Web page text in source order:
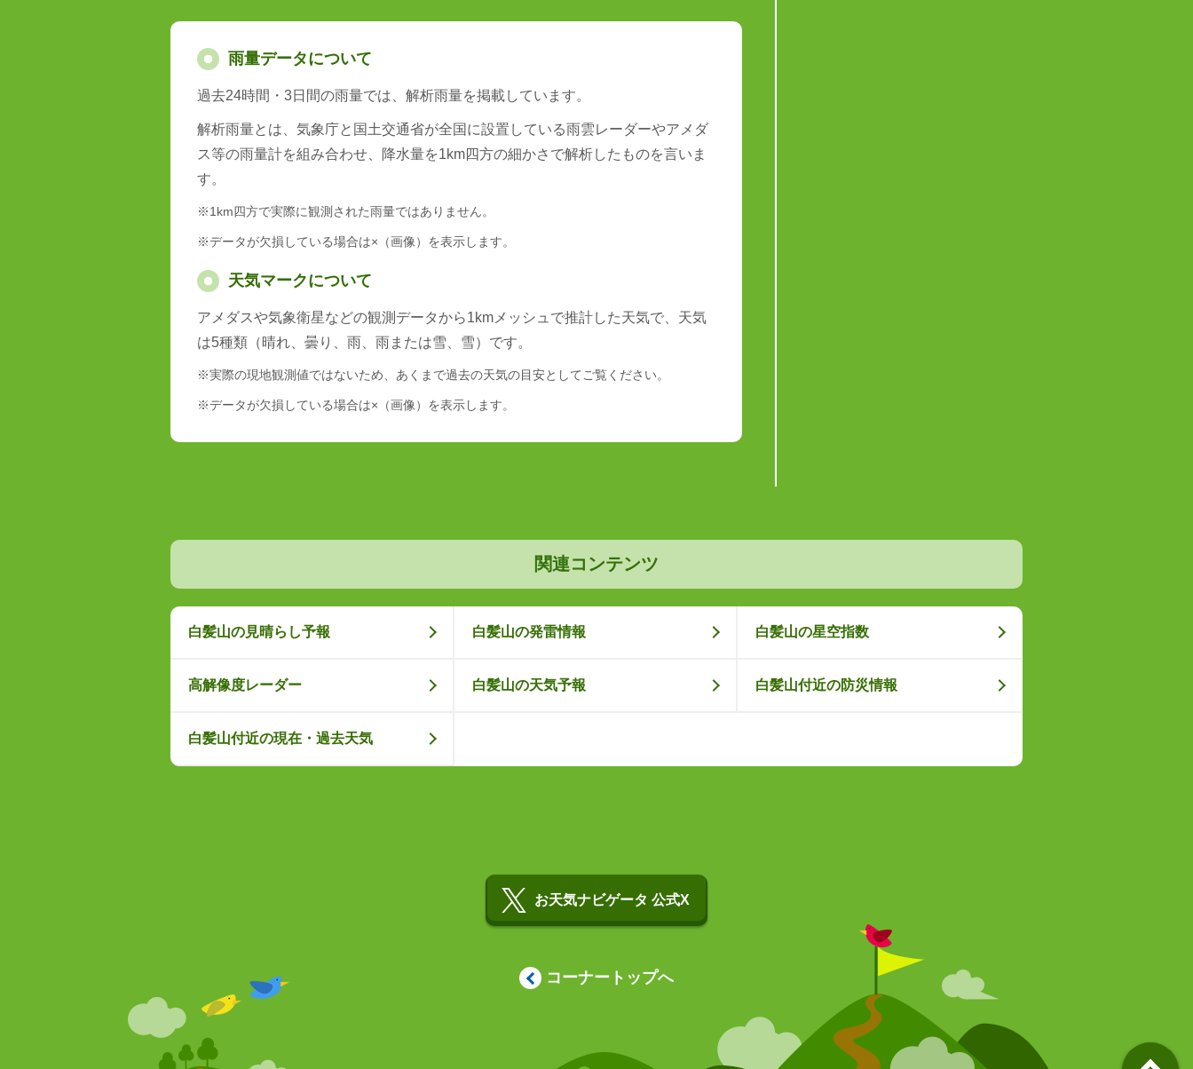
雨量データについて
過去24時間・3日間の雨量では、解析雨量を掲載しています。
解析雨量とは、気象庁と国土交通省が全国に設置している雨雲レーダーやアメダ
ス等の雨量計を組み合わせ、降水量を1km四方の細かさで解析したものを言いま
す。
※1km四方で実際に観測された雨量ではありません。
※データが欠損している場合は×（画像）を表示します。
天気マークについて
アメダスや気象衛星などの観測データから1kmメッシュで推計した天気で、天気
は5種類（晴れ、曇り、雨、雨または雪、雪）です。
※実際の現地観測値ではないため、あくまで過去の天気の目安としてご覧ください。
※データが欠損している場合は×（画像）を表示します。
関連コンテンツ
白髪山の見晴らし予報 白髪山の発雷情報 白髪山の星空指数
高解像度レーダー 白髪山の天気予報 白髪山付近の防災情報
白髪山付近の現在・過去天気
お天気ナビゲータ 公式X
コーナートップへ